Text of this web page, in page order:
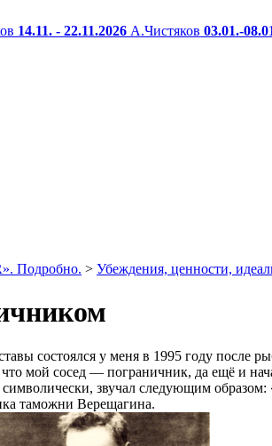
14.11. - 22.11.2026 А.Чистяков 03.01.-
Подробно. > Убеждения, ценности,
состоялся у меня в 1995 году после
что мой сосед — пограничник, да ещё и
символически, звучал следующим
таможни Верещагина.